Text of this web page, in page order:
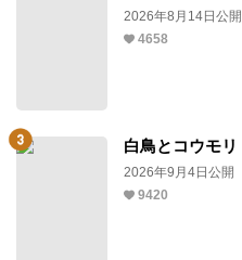
2026年8月14日公開
4658
白鳥とコウモリ
2026年9月4日公開
9420